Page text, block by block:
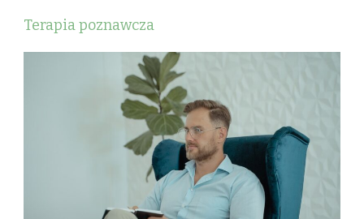
Terapia poznawcza